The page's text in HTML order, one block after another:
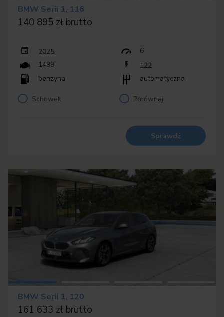
BMW Serii 1, 116
140 895 zł brutto
2025
6
1499
122
benzyna
automatyczna
Schowek Porównaj
Sprawdź
BMW Serii 1, 120
161 633 zł brutto